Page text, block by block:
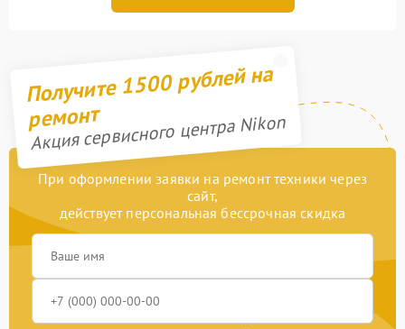
Получите 1500 рублей на
ремонт
Акция сервисного центра Nikon
При оформлении заявки на ремонт техники через
сайт,
действует персональная бессрочная скидка